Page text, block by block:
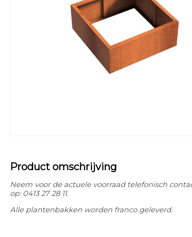
Product omschrijving
Neem voor de actuele voorraad telefonisch
op: 0413 27 28 11.
Alle plantenbakken worden franco geleverd.